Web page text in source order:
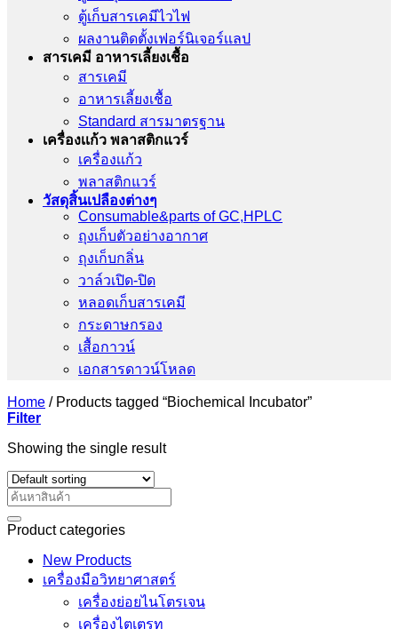
ตู้เก็บสารเคมีไวไฟ
ผลงานติดตั้งเฟอร์นิเจอร์เเลป
สารเคมี อาหารเลี้ยงเชื้อ
สารเคมี
อาหารเลี้ยงเชื้อ
Standard สารมาตรฐาน
เครื่องเเก้ว พลาสติกแวร์
เครื่องเเก้ว
พลาสติกแวร์
วัสดุสิ้นเปลืองต่างๆ
Consumable&parts of GC,HPLC
ถุงเก็บตัวอย่างอากาศ
ถุงเก็บกลิ่น
วาล์วเปิด-ปิด
หลอดเก็บสารเคมี
กระดาษกรอง
เสื้อกาวน์
เอกสารดาวน์โหลด
Home /Products tagged “Biochemical Incubator”
Filter
Showing the single result
Search
for:
Product categories
New Products
เครื่องมือวิทยาศาสตร์
เครื่องย่อยไนโตรเจน
เครื่องไตเตรท